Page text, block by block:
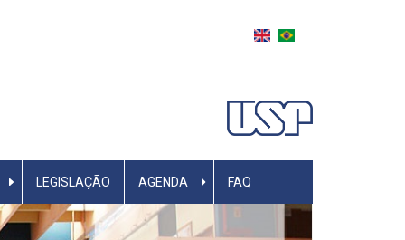
LEGISLAÇÃO AGENDA FAQ